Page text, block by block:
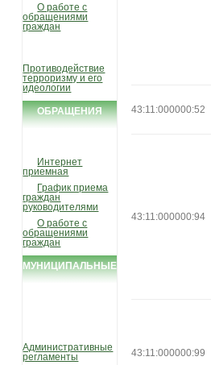
О работе с
обращениями
граждан
Противодействие
терроризму и его
идеологии
ОБРАЩЕНИЯ
Интернет
приемная
График приема
граждан
руководителями
О работе с
обращениями
граждан
МУНИЦИПАЛЬНЫЕ
Административные
регламенты
43:11:000000:52
43:11:000000:94
43:11:000000:99